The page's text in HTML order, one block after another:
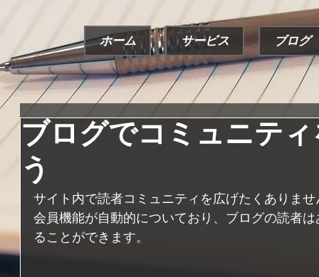
ホーム サービス ブログ
ブログでコミュニテ
う
サイト内で読者コミュニティを広げたくありま
会員機能が自動的についており、ブログの読者
ることができます。